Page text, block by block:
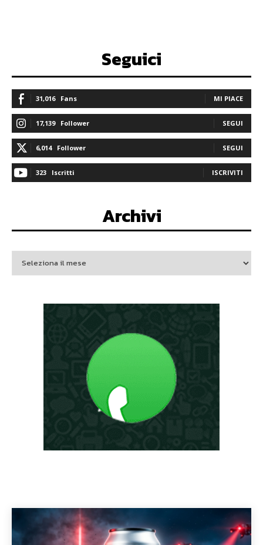
Seguici
31,016 Fans MI PIACE
17,139 Follower SEGUI
6,014 Follower SEGUI
323 Iscritti ISCRIVITI
Archivi